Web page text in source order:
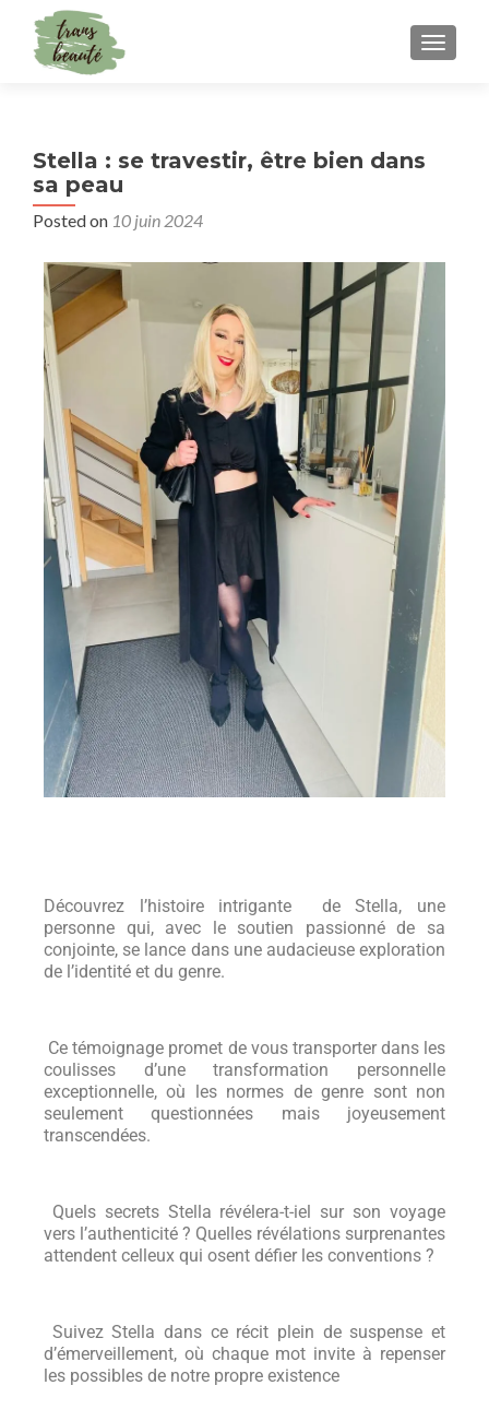
Stella : se travestir, être bien dans
sa peau
Posted on 10 juin 2024
Découvrez l’histoire intrigante de Stella, une
personne qui, avec le soutien passionné de sa
conjointe, se lance dans une audacieuse exploration
de l’identité et du genre.
Ce témoignage promet de vous transporter dans les
coulisses d’une transformation personnelle
exceptionnelle, où les normes de genre sont non
seulement questionnées mais joyeusement
transcendées.
Quels secrets Stella révélera-t-iel sur son voyage
vers l’authenticité ? Quelles révélations surprenantes
attendent celleux qui osent défier les conventions ?
Suivez Stella dans ce récit plein de suspense et
d’émerveillement, où chaque mot invite à repenser
les possibles de notre propre existence